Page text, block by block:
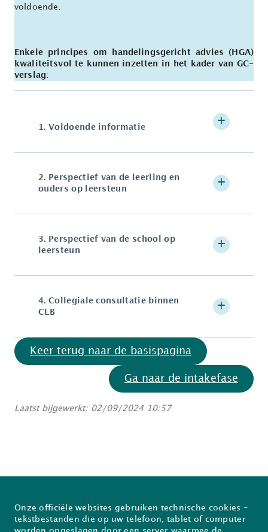
voldoende.
Enkele principes om handelingsgericht advies (HGA)
kwaliteitsvol te kunnen inzetten in het kader van GC-
verslag:
1. Voldoende informatie
2.
Perspectief van de leerling en
ouders op leersteun
3.
Perspectief van de school op
leersteun
4. Collegiale consultatie binnen
CLB
Keer terug naar de basispagina
Ga naar de intakefase
Laatst bijgewerkt: 02/09/2024 10:57
Over Prodia FAQ
Onze officiële websites gebruiken technische cookies -
tekstbestanden die op uw telefoon, tablet of computer